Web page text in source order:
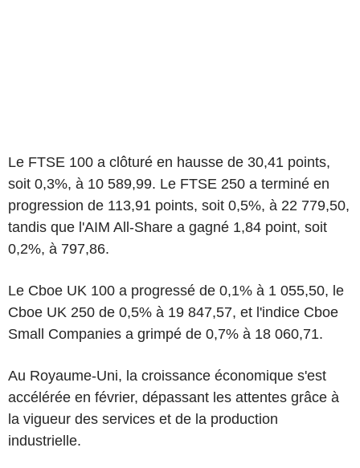
Le FTSE 100 a clôturé en hausse de 30,41 points,
soit 0,3%, à 10 589,99. Le FTSE 250 a terminé en
progression de 113,91 points, soit 0,5%, à 22 779,50,
tandis que l'AIM All-Share a gagné 1,84 point, soit
0,2%, à 797,86.
Le Cboe UK 100 a progressé de 0,1% à 1 055,50, le
Cboe UK 250 de 0,5% à 19 847,57, et l'indice Cboe
Small Companies a grimpé de 0,7% à 18 060,71.
Au Royaume-Uni, la croissance économique s'est
accélérée en février, dépassant les attentes grâce à
la vigueur des services et de la production
industrielle.